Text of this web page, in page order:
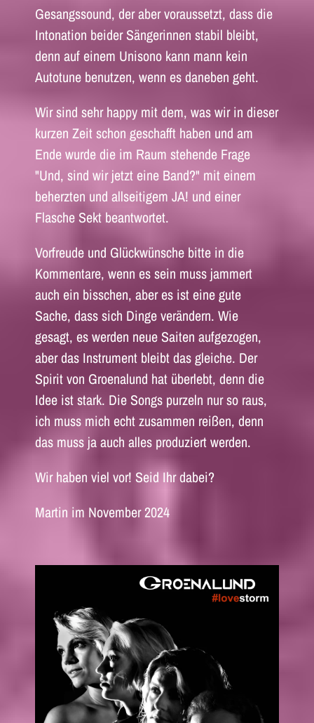
Gesangssound, der aber voraussetzt, dass die
Intonation beider Sängerinnen stabil bleibt,
denn auf einem Unisono kann mann kein
Autotune benutzen, wenn es daneben geht.
Wir sind sehr happy mit dem, was wir in dieser
kurzen Zeit schon geschafft haben und am
Ende wurde die im Raum stehende Frage
"Und, sind wir jetzt eine Band?" mit einem
beherzten und allseitigem JA! und einer
Flasche Sekt beantwortet.
Vorfreude und Glückwünsche bitte in die
Kommentare, wenn es sein muss jammert
auch ein bisschen, aber es ist eine gute
Sache, dass sich Dinge verändern. Wie
gesagt, es werden neue Saiten aufgezogen,
aber das Instrument bleibt das gleiche. Der
Spirit von Groenalund hat überlebt, denn die
Idee ist stark. Die Songs purzeln nur so raus,
ich muss mich echt zusammen reißen, denn
das muss ja auch alles produziert werden.
Wir haben viel vor! Seid Ihr dabei?
Martin im November 2024